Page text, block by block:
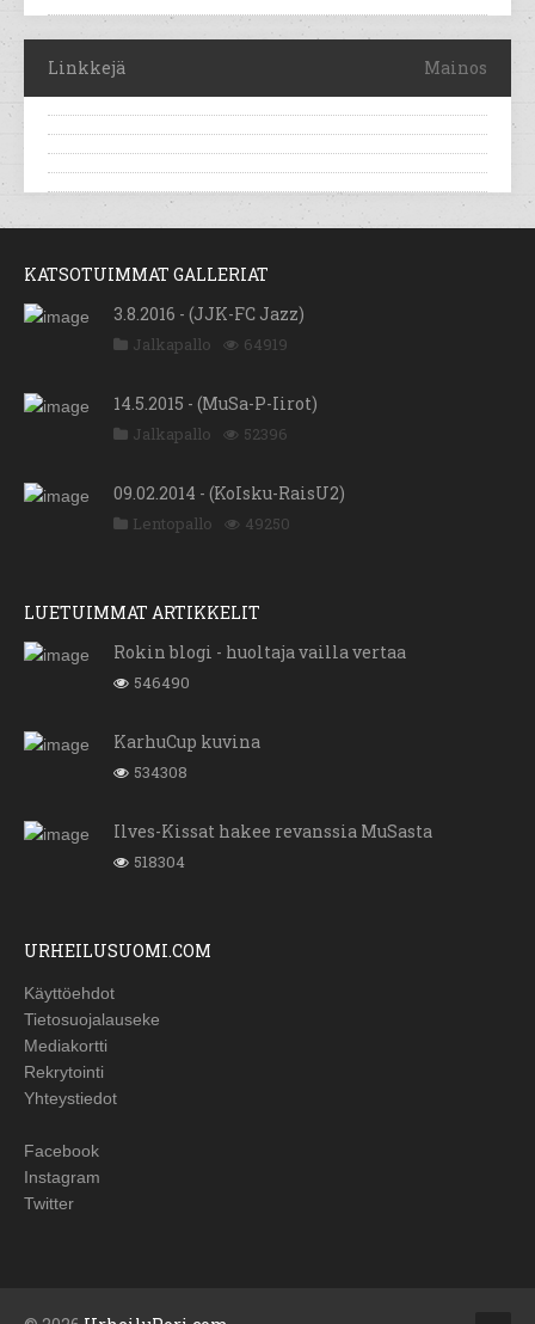
Linkkejä Mainos
KATSOTUIMMAT GALLERIAT
3.8.2016 - (JJK-FC Jazz)
Jalkapallo 64919
14.5.2015 - (MuSa-P-Iirot)
Jalkapallo 52396
09.02.2014 - (KoIsku-RaisU2)
Lentopallo 49250
LUETUIMMAT ARTIKKELIT
Rokin blogi - huoltaja vailla vertaa
546490
KarhuCup kuvina
534308
Ilves-Kissat hakee revanssia MuSasta
518304
URHEILUSUOMI.COM
Käyttöehdot
Tietosuojalauseke
Mediakortti
Rekrytointi
Yhteystiedot
Facebook
Instagram
Twitter